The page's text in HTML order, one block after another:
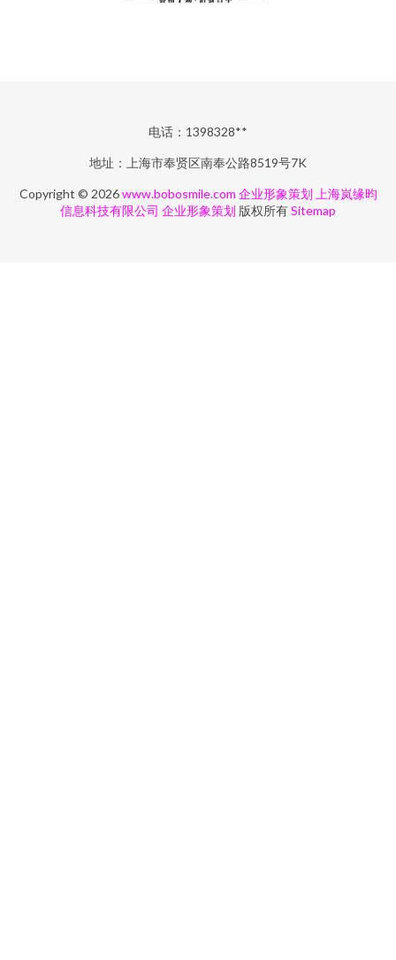
电话：1398328**
地址：上海市奉贤区南奉公路8519号7K
Copyright © 2026www.bobosmile.com 企业形象策划 上海岚缘昀
信息科技有限公司 企业形象策划 版权所有Sitemap